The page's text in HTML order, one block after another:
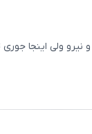
ولی اینجا جوری